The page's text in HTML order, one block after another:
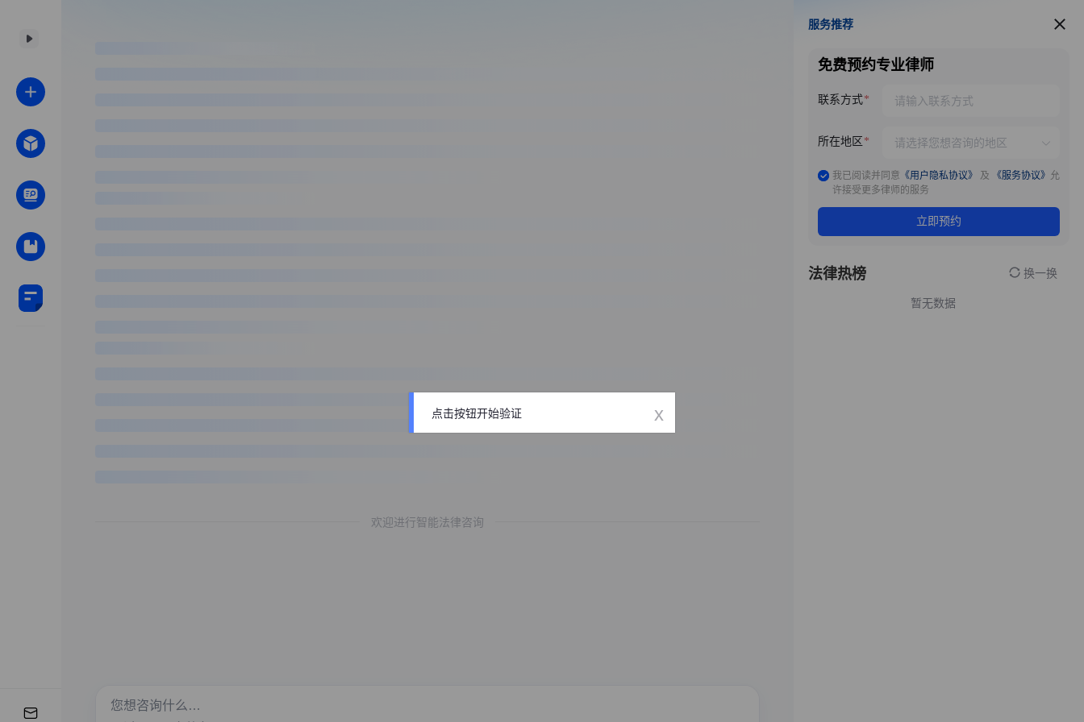
欢迎进行智能法律咨询
服务推荐
服务推荐
免费预约专业律师
联系方式
所在地区
我已阅读并同意 《用户隐私协议》 及 《服务协议》 允
许接受更多律师的服务
立即预约
法律热榜 换一换
暂无数据
点击按钮开始验证 x